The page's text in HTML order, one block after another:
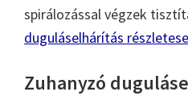
spirálozással végzek
duguláselhárítás
Zuhanyzó